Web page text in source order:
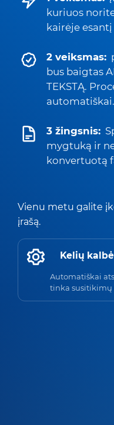
kuriuos
kairėje
2 veiksmas:
bus baigtas
TEKSTĄ.
automatiškai.
3 žingsnis:
mygtuką ir
konvertuotą
Vienu metu galite
įrašą.
Kelių
Automatiškai
tinka susitikimų